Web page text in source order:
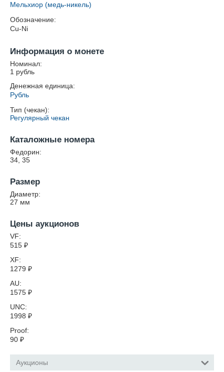
Мельхиор (медь-никель)
Обозначение:
Cu-Ni
Информация о монете
Номинал:
1 рубль
Денежная единица:
Рубль
Тип (чекан):
Регулярный чекан
Каталожные номера
Федорин:
34, 35
Размер
Диаметр:
27 мм
Цены аукционов
VF:
515 ₽
XF:
1279 ₽
AU:
1575 ₽
UNC:
1998 ₽
Proof:
90 ₽
Аукционы